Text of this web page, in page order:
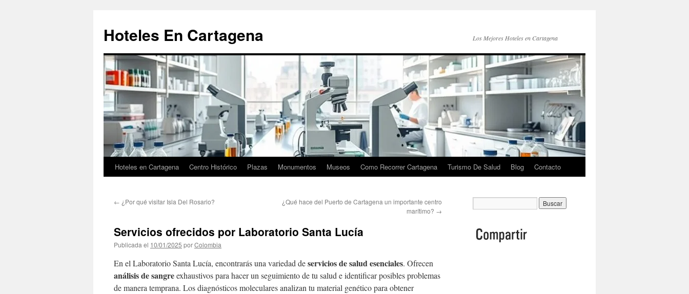
contenido
Hoteles En Cartagena Los Mejores Hoteles en Cartagena
Hoteles en Cartagena Centro Histórico Plazas Monumentos Museos Como Recorrer Cartagena Turismo De Salud Blog Contacto
← ¿Por qué visitar Isla Del Rosario?
¿Qué hace del Puerto de Cartagena un importante centro
marítimo? →
Servicios ofrecidos por Laboratorio Santa Lucía
Publicada el 10/01/2025 porColombia
En el Laboratorio Santa Lucía, encontrarás una variedad deservicios de salud esenciales. Ofrecen
análisis de sangreexhaustivos para hacer un seguimiento de tu salud e identificar posibles problemas
de manera temprana. Los diagnósticos moleculares analizan tu material genético para obtener